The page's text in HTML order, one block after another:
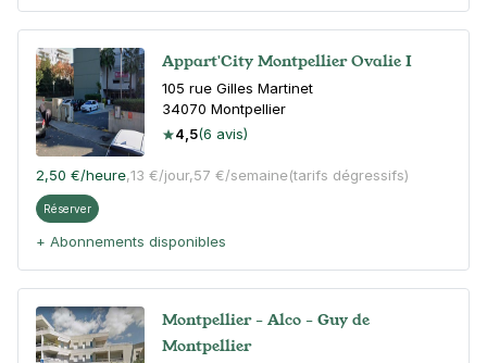
Appart'City Montpellier Ovalie I
105 rue Gilles Martinet
34070 Montpellier
4,5(6 avis)
2,50 €/heure,13 €/jour,57 €/semaine(tarifs dégressifs)
Réserver
+ Abonnements disponibles
Montpellier - Alco - Guy de
Montpellier